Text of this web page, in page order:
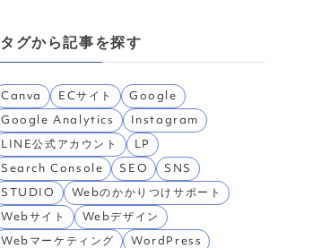
タグから記事を探す
Canva ECサイト
Google
Google Analytics
Instagram
LINE公式アカウント
LP
Search Console
SEO
SNS
STUDIO
Webのかかりつけサポート
Webサイト
Webデザイン
Webマーケティング
WordPress